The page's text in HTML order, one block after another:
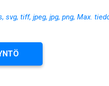
tiff, jpeg, jpg, png, Max.